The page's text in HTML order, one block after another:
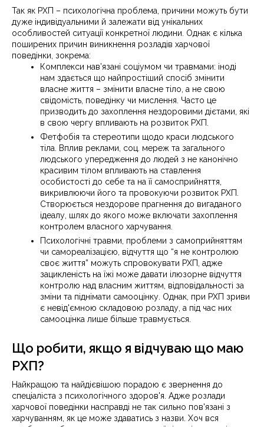
Так як РХП – психологічна проблема, причини можуть бути
дуже індивідуальними й залежати від унікальних
особливостей ситуації конкретної людини. Однак є кілька
поширених причин виникнення розладів харчової
поведінки, зокрема:
Комплекси нав’язані соціумом чи травмами: іноді
нам здається що найпростіший спосіб змінити
власне життя – змінити власне тіло, а не свою
свідомість, поведінку чи мислення. Часто це
призводить до захоплення нездоровими дієтами, які
в свою чергу впливають на розвиток РХП.
Фетфобія та стереотипи щодо краси людського
тіла. Вплив реклами, соц. мереж та загального
людського упередження до людей з не канонічно
красивим тілом впливають на ставлення
особистості до себе та на її самосприйняття,
викривлюючи його та провокуючи розвиток РХП.
Створюється нездорове прагнення до вигаданого
ідеалу, шлях до якого може включати захоплення
контролем власного харчування.
Психологічні травми, проблеми з самоприйняттям
чи самореалізацією, відчуття що “я не контролюю
своє життя” можуть спровокувати РХП, адже
зацикленість на їжі може давати ілюзорне відчуття
контролю над власним життям, відповідальності за
зміни та піднімати самооцінку. Однак, при РХП зриви
є невід'ємною складовою розладу, а під час них
самооцінка лише більше травмується.
Що робити, якщо я відчуваю що маю
РХП?
Найкращою та найдієвішою порадою є звернення до
спеціаліста з психологічного здоров'я. Адже розлади
харчової поведінки насправді не так сильно пов'язані з
харчуванням, як це може здаватись з назви. Хоч вся